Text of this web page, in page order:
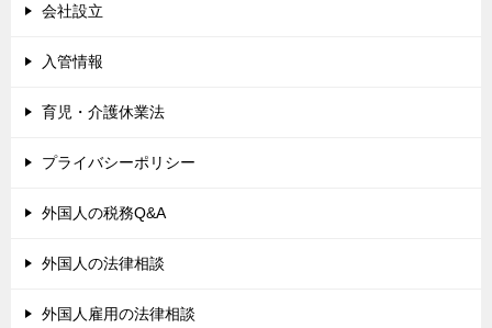
会社設立
入管情報
育児・介護休業法
プライバシーポリシー
外国人の税務Q&A
外国人の法律相談
外国人雇用の法律相談